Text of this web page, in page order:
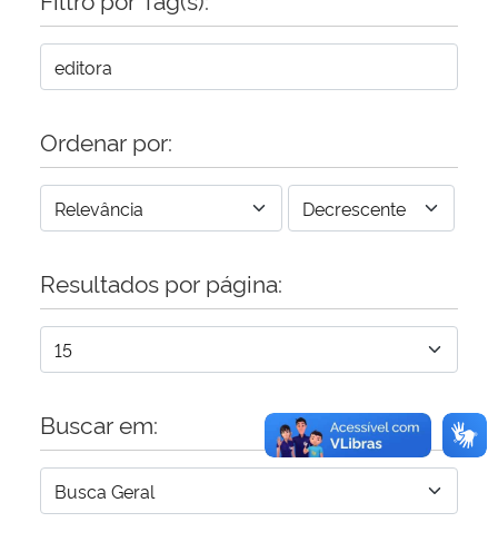
Secretaria-Geral
Secretaria de Governo
Gabinete de Segurança Institucional
Advocacia-Geral da União
Planalto
Ordenar por:
Resultados por página:
Buscar em: